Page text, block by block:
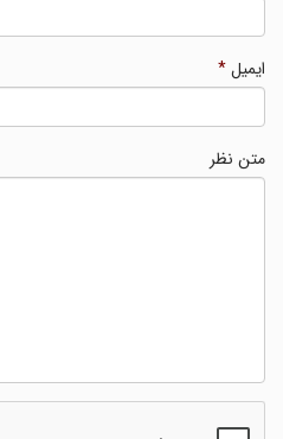
ایمیل*
متن نظر